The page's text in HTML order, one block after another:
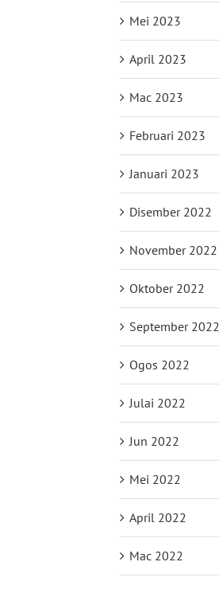
Mei 2023
April 2023
Mac 2023
Februari 2023
Januari 2023
Disember 2022
November 2022
Oktober 2022
September 2022
Ogos 2022
Julai 2022
Jun 2022
Mei 2022
April 2022
Mac 2022